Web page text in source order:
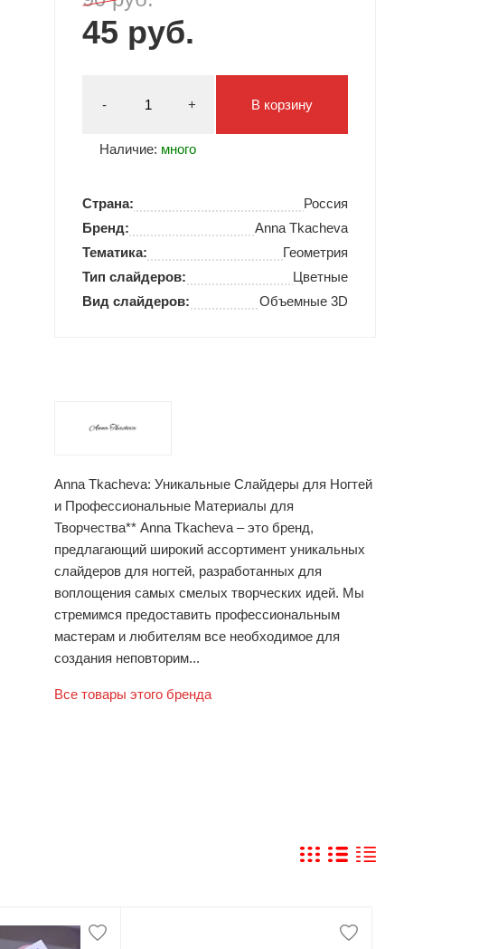
Типсы и формы
Я Скрытые товары
Гель лаки Y.me Nails
45 руб.
- +
Наличие: много
В корзину
Страна:
Россия
Бренд:
Anna Tkacheva
Тематика:
Геометрия
Тип слайдеров:
Цветные
Вид слайдеров:
Объемные 3D
Anna Tkacheva: Уникальные Слайдеры для Ногтей
и Профессиональные Материалы для
Творчества** Anna Tkacheva – это бренд,
предлагающий широкий ассортимент уникальных
слайдеров для ногтей, разработанных для
воплощения самых смелых творческих идей. Мы
стремимся предоставить профессиональным
мастерам и любителям все необходимое для
создания неповторим...
Все товары этого бренда